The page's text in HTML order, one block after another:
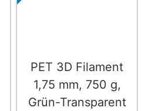
PET 3D Filament
1,75 mm, 750 g,
Grün-Transparent